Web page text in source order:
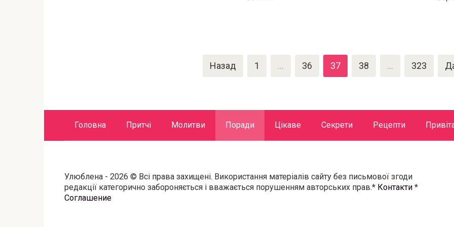
Назад 1 … 36 37 38 … 323
Головна Притчі Молитви Поради Цікаве Секрети Рецепти
Улюблена - 2026 © Всі права захищені. Використання матеріалів сайту без письмової згоди
редакції категорично забороняється і вважається порушенням авторських прав.* Контакти *
Соглашение